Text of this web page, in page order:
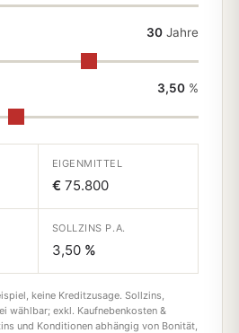
30 Jahre
3,50 %
EIGENMITTEL
€ 75.800
SOLLZINS P.A.
3,50%
keine Kreditzusage. Sollzins,
wählbar; exkl. Kaufnebenkosten &
und Konditionen abhängig von Bonität,